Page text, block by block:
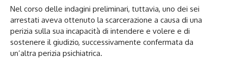
Nel corso delle indagini preliminari, tuttavia, uno dei sei
arrestati aveva ottenuto la scarcerazione a causa di una
perizia sulla sua incapacità di intendere e volere e di
sostenere il giudizio, successivamente confermata da
un’altra perizia psichiatrica.